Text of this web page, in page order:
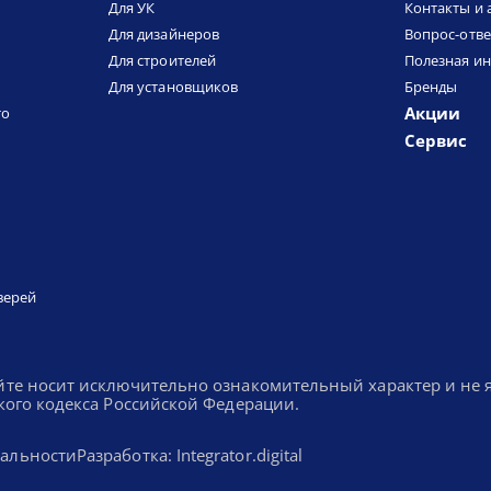
Для УК
Для дизайнеров
Для строителей
Для установщиков
Контакты и
Вопрос-
Полезная
Бренды
Акции
Сервис
носит исключительно ознакомительный характер и
кодекса Российской Федерации.
Разработка: Integrator.digital